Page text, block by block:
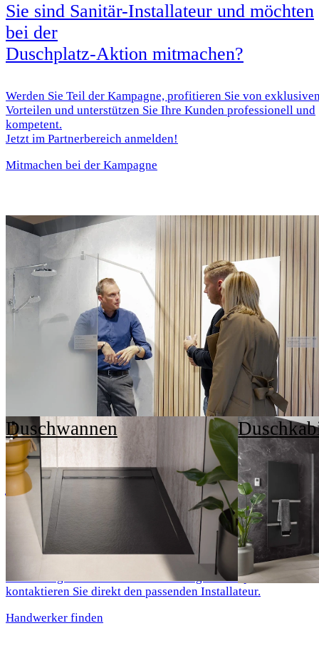
Sie sind Sanitär-Installateur und möchten
bei der
Duschplatz-Aktion mitmachen?
Werden Sie Teil der Kampagne, profitieren Sie von
Vorteilen und unterstützen Sie Ihre Kunden professionell und
kompetent.
Jetzt im Partnerbereich anmelden!
Mitmachen bei der Kampagne
Sie sind privater Bauherr und möchten
jetzt Ihren
Wunsch-Duschplatz verwirklichen?
Mit einem HSK All-inclusive-Paket machen Sie Ihr Bad im
Handumdrehen zur Komfortzone – schnell, sauber und
zuverlässig. Wählen Sie Ihren Lieblings-Duschplatz und
kontaktieren Sie direkt den passenden Installateur.
Handwerker finden
Duschwannen